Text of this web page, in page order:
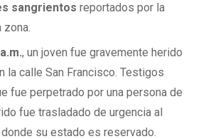
sangrientos reportados por la
zona.
, un joven fue gravemente herido
la calle San Francisco. Testigos
fue perpetrado por una persona de
fue trasladado de urgencia al
donde su estado es reservado.